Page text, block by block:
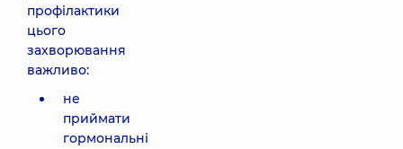
профілактики
цього
захворювання
важливо:
не
приймати
гормональні